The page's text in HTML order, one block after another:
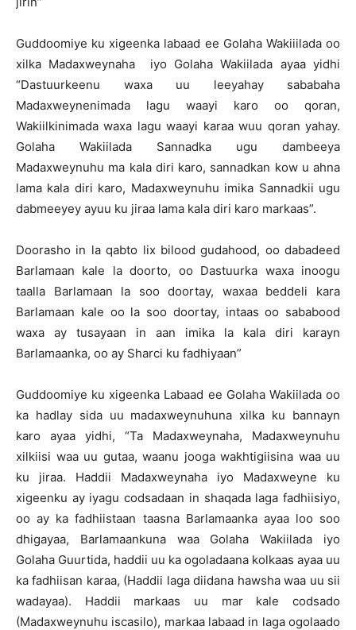
Guddoomiye ku xigeenka labaad ee Golaha Wakiiilada oo
xilka Madaxweynaha iyo Golaha Wakiilada ayaa yidhi
“Dastuurkeenu waxa uu leeyahay sababaha
Madaxweynenimada lagu waayi karo oo qoran,
Wakiilkinimada waxa lagu waayi karaa wuu qoran yahay.
Golaha Wakiilada Sannadka ugu dambeeya
Madaxweynuhu ma kala diri karo, sannadkan kow u ahna
lama kala diri karo, Madaxweynuhu imika Sannadkii ugu
dabmeeyey ayuu ku jiraa lama kala diri karo markaas”.
Doorasho in la qabto lix bilood gudahood, oo dabadeed
Barlamaan kale la doorto, oo Dastuurka waxa inoogu
taalla Barlamaan la soo doortay, waxaa beddeli kara
Barlamaan kale oo la soo doortay, intaas oo sababood
waxa ay tusayaan in aan imika la kala diri karayn
Barlamaanka, oo ay Sharci ku fadhiyaan”
Guddoomiye ku xigeenka Labaad ee Golaha Wakiilada oo
ka hadlay sida uu madaxweynuhuna xilka ku bannayn
karo ayaa yidhi, “Ta Madaxweynaha, Madaxweynuhu
xilkiisi waa uu gutaa, waanu jooga wakhtigiisina waa uu
ku jiraa. Haddii Madaxweynaha iyo Madaxweyne ku
xigeenku ay iyagu codsadaan in shaqada laga fadhiisiyo,
oo ay ka fadhiistaan taasna Barlamaanka ayaa loo soo
dhigayaa, Barlamaankuna waa Golaha Wakiilada iyo
Golaha Guurtida, haddii uu ka ogoladaana kolkaas ayaa uu
ka fadhiisan karaa, (Haddii laga diidana hawsha waa uu sii
wadayaa). Haddii markaas uu mar kale codsado
(Madaxweynuhu iscasilo), markaa labaad in laga ogolaado